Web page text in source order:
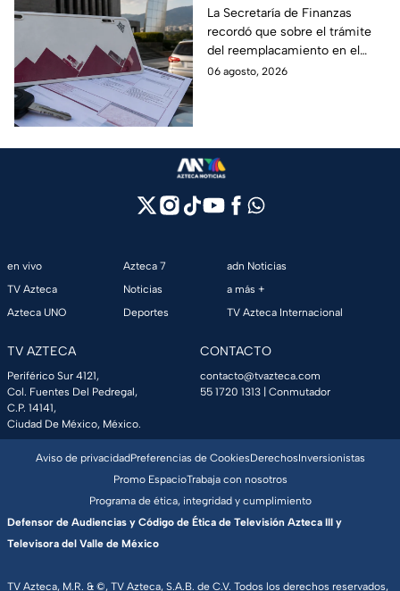
límite para obtener el
100% de descuento
La Secretaría de Finanzas
recordó que sobre el trámite
del reemplacamiento en el
Edomex, ¿hasta cuándo se
06 agosto, 2026
en vivo
TV Azteca
Azteca UNO
Azteca 7
Noticias
Deportes
adn Noticias
a más +
TV Azteca Internacional
TV AZTECA
Periférico Sur 4121,
Col. Fuentes Del Pedregal,
C.P. 14141,
Ciudad De México, México.
CONTACTO
contacto@tvazteca.com
55 1720 1313 | Conmutador
TV Azteca, M.R. & ©, TV Azteca, S.A.B. de C.V. Todos los derechos reservados,
Aviso de privacidadPreferencias de CookiesDerechosInversionistas
Promo EspacioTrabaja con nosotros
Programa de ética, integridad y cumplimiento
Defensor de Audiencias y Código de Ética de Televisión Azteca III y
Televisora del Valle de México